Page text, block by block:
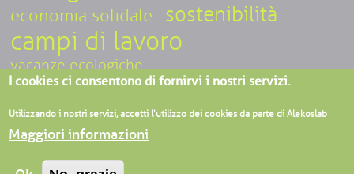
economia solidale sostenibilità
campi di lavoro
vacanze ecologiche
ecoturismo sociale epistemologia
inclusione
ALEKOSLAB associazione APS - Villaggio ecologico di Granara, Loc.
I cookies ci consentono di fornirvi i nostri servizi.
Utilizzando i nostri servizi, accetti l'utilizzo dei cookies da parte di Alekoslab
Maggiori informazioni